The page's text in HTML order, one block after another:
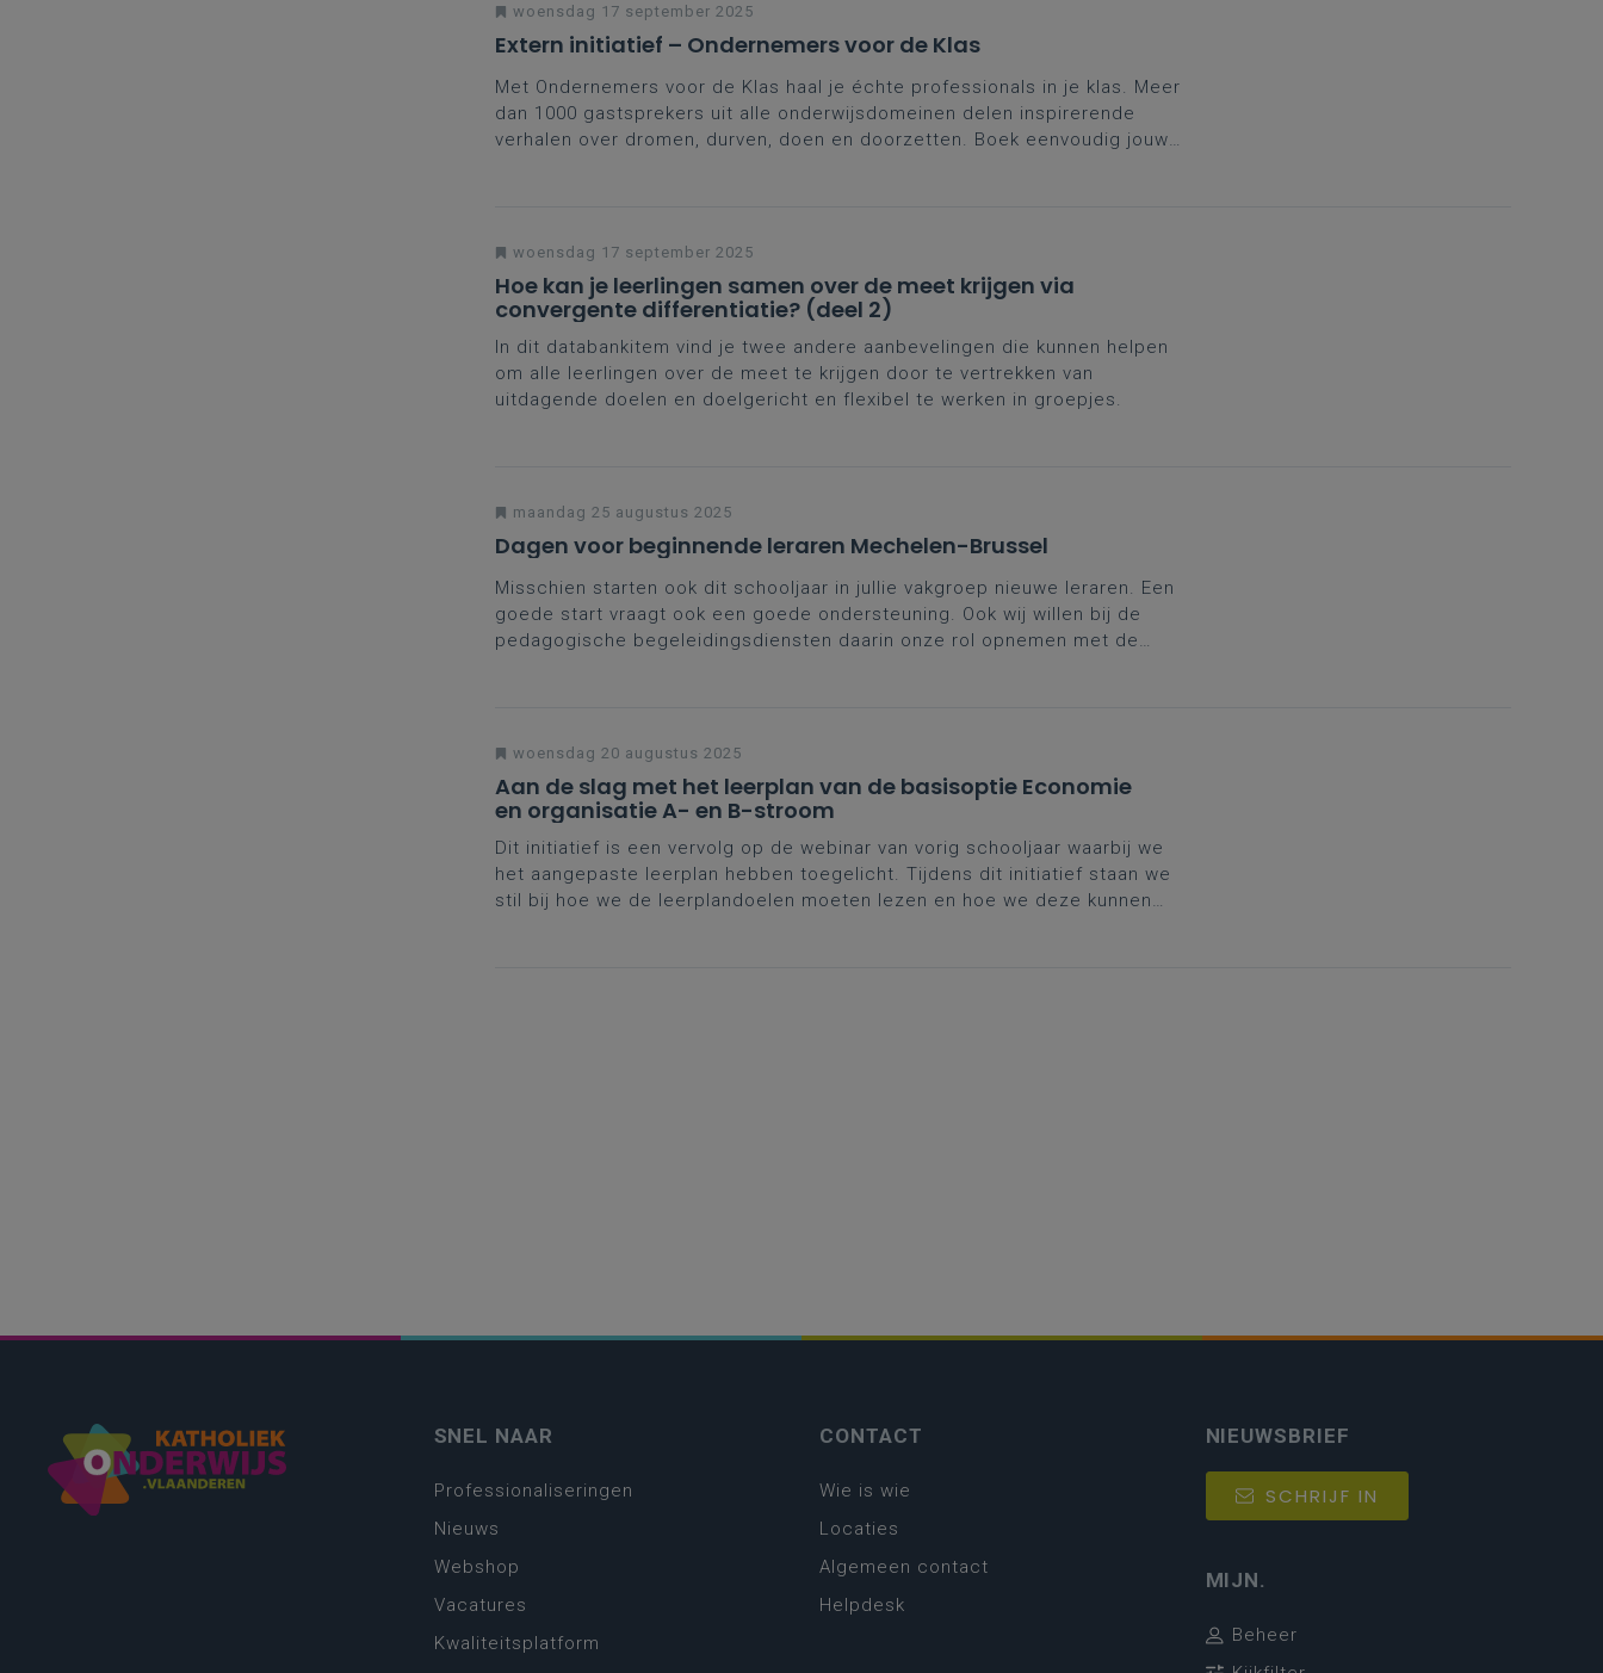
woensdag 17 september 2025
Extern initiatief – Ondernemers voor de Klas
Met Ondernemers voor de Klas haal je échte professionals in je klas. Meer
dan 1000 gastsprekers uit alle onderwijsdomeinen delen inspirerende
verhalen over dromen, durven, doen en doorzetten. Boek eenvoudig jouw
woensdag 17 september 2025
Hoe kan je leerlingen samen over de meet krijgen via
convergente differentiatie? (deel 2)
In dit databankitem vind je twee andere aanbevelingen die kunnen helpen
om alle leerlingen over de meet te krijgen door te vertrekken van
uitdagende doelen en doelgericht en flexibel te werken in groepjes.
maandag 25 augustus 2025
Dagen voor beginnende leraren Mechelen-Brussel
Misschien starten ook dit schooljaar in jullie vakgroep nieuwe leraren. Een
goede start vraagt ook een goede ondersteuning. Ook wij willen bij de
pedagogische begeleidingsdiensten daarin onze rol opnemen met de
woensdag 20 augustus 2025
Aan de slag met het leerplan van de basisoptie Economie
en organisatie A- en B-stroom
Dit initiatief is een vervolg op de webinar van vorig schooljaar waarbij we
het aangepaste leerplan hebben toegelicht. Tijdens dit initiatief staan we
stil bij hoe we de leerplandoelen moeten lezen en hoe we deze kunnen
SNEL NAAR
Professionaliseringen
Nieuws
Webshop
Vacatures
Kwaliteitsplatform
CONTACT
Wie is wie
Locaties
Algemeen contact
Helpdesk
NIEUWSBRIEF
SCHRIJF IN
MIJN.
Beheer